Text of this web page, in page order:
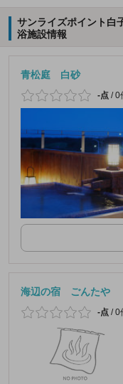
サンライズポイント白
浴施設情報
青松庭 白砂
-点 /0
海辺の宿 ごんたや
-点 /0